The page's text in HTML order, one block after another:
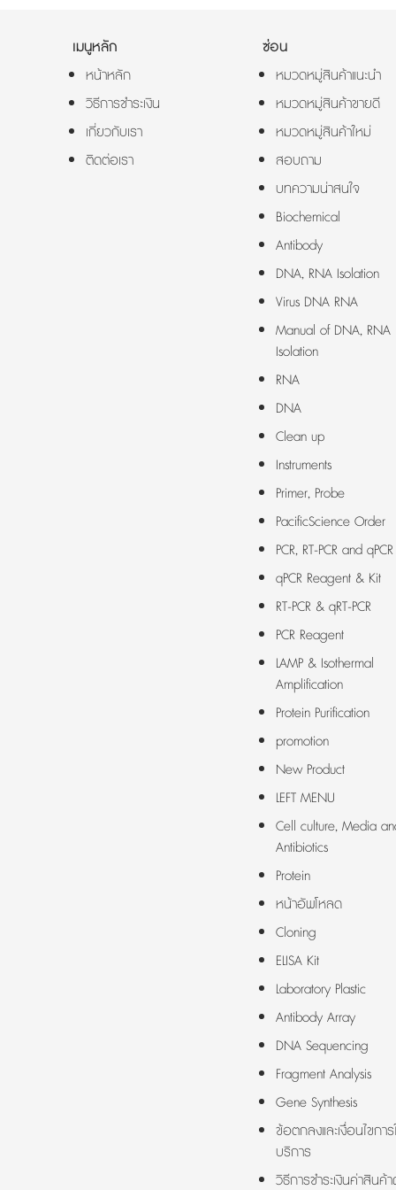
เมนูหลัก
หน้าหลัก
วิธีการชำระเงิน
เกี่ยวกับเรา
ติดต่อเรา
ซ่อน
หมวดหมู่สินค้าแนะนำ
หมวดหมู่สินค้าขายดี
หมวดหมู่สินค้าใหม่
สอบถาม
บทความน่าสนใจ
Biochemical
Antibody
DNA, RNA Isolation
Virus DNA RNA
Manual of DNA, RNA
Isolation
RNA
DNA
Clean up
Instruments
Primer, Probe
PacificScience Order
PCR, RT-PCR and qPCR
qPCR Reagent & Kit
RT-PCR & qRT-PCR
PCR Reagent
LAMP & Isothermal
Amplification
Protein Purification
promotion
New Product
LEFT MENU
Cell culture, Media
Antibiotics
Protein
หน้าอัพโหลด
Cloning
ELISA Kit
Laboratory Plastic
Antibody Array
DNA Sequencing
Fragment Analysis
Gene Synthesis
ข้อตกลงและเงื่อนไขการ
บริการ
วิธีการชำระเงินค่าสินค้